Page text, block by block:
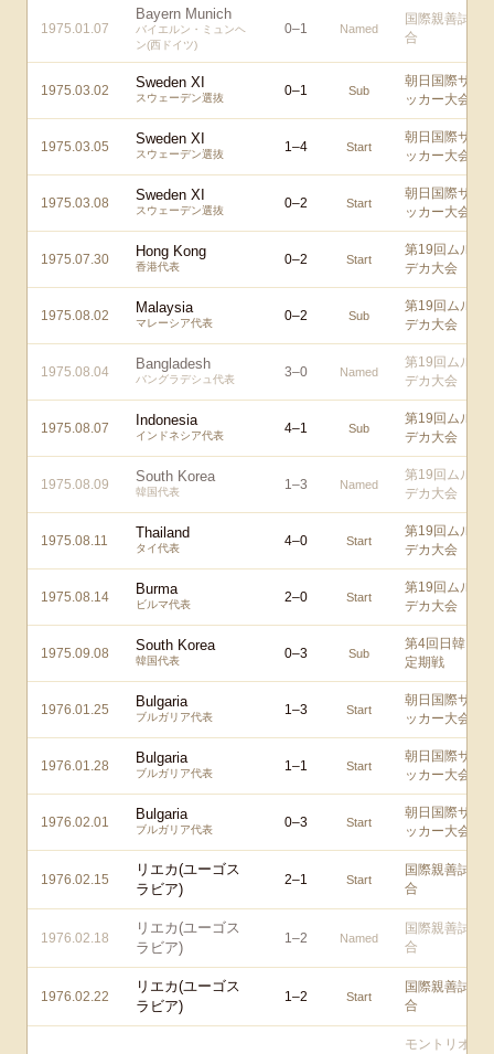
1975.01.07
Bayern Munich
バイエルン・ミュンヘ
ン(西ドイツ)
0–1 Named
国際親善試
合
1975.03.02 Sweden XI
スウェーデン選抜 0–1 Sub
朝日国際サ
ッカー大会
1975.03.05 Sweden XI
スウェーデン選抜 1–4 Start
朝日国際サ
ッカー大会
1975.03.08 Sweden XI
スウェーデン選抜 0–2 Start
朝日国際サ
ッカー大会
1975.07.30 Hong Kong
香港代表 0–2 Start
第19回ムル
デカ大会
1975.08.02 Malaysia
マレーシア代表 0–2 Sub
第19回ムル
デカ大会
1975.08.04 Bangladesh
バングラデシュ代表 3–0 Named
第19回ムル
デカ大会
1975.08.07 Indonesia
インドネシア代表 4–1 Sub
第19回ムル
デカ大会
1975.08.09 South Korea
韓国代表 1–3 Named
第19回ムル
デカ大会
1975.08.11 Thailand
タイ代表 4–0 Start
第19回ムル
デカ大会
1975.08.14 Burma
ビルマ代表 2–0 Start
第19回ムル
デカ大会
1975.09.08 South Korea
韓国代表 0–3 Sub
第4回日韓
定期戦
1976.01.25 Bulgaria
ブルガリア代表 1–3 Start
朝日国際サ
ッカー大会
1976.01.28 Bulgaria
ブルガリア代表 1–1 Start
朝日国際サ
ッカー大会
1976.02.01 Bulgaria
ブルガリア代表 0–3 Start
朝日国際サ
ッカー大会
1976.02.15
リエカ(ユーゴス
ラビア)
2–1 Start
国際親善試
合
1976.02.18
リエカ(ユーゴス
ラビア)
1–2 Named
国際親善試
合
1976.02.22
リエカ(ユーゴス
ラビア)
1–2 Start
国際親善試
合
モントリオ